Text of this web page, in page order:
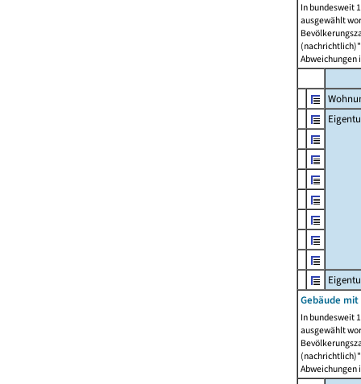
In bundesweit
ausgewählt
Abweichungen
Gebäude
In bundesweit
ausgewählt
Abweichungen